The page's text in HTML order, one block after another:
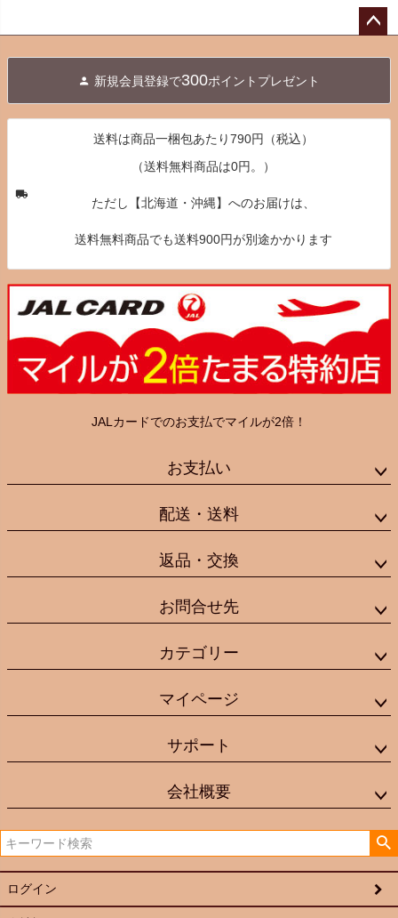
へ
新規会員登録で300ポイントプレゼント
送料は商品一梱包あたり790円（税込）
（送料無料商品は0円。）
ただし【北海道・沖縄】へのお届けは、
送料無料商品でも送料900円が別途かかります
JALカードでのお支払でマイルが2倍！
お支払い
配送・送料
返品・交換
お問合せ先
カテゴリー
マイページ
サポート
会社概要
ログイン